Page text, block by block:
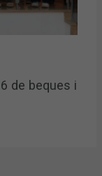
de beques i